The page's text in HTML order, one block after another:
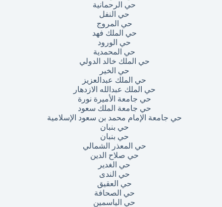
حي الرحمانية
حي النفل
حي المروج
حي الملك فهد
حي الورود
حي المحمدية
حي الملك خالد الدولي
حي الخير
حي الملك عبدالعزيز
حي الملك عبدالله الازدهار
حي جامعة الأميرة نورة
حي جامعة الملك سعود
حي جامعة الإمام محمد بن سعود الإسلامية
حي بنبان
حي بنبان
حي المعذر الشمالي
حي صلاح الدين
حي الغدير
حي الندى
حي العقيق
حي الصحافة
حي الياسمين